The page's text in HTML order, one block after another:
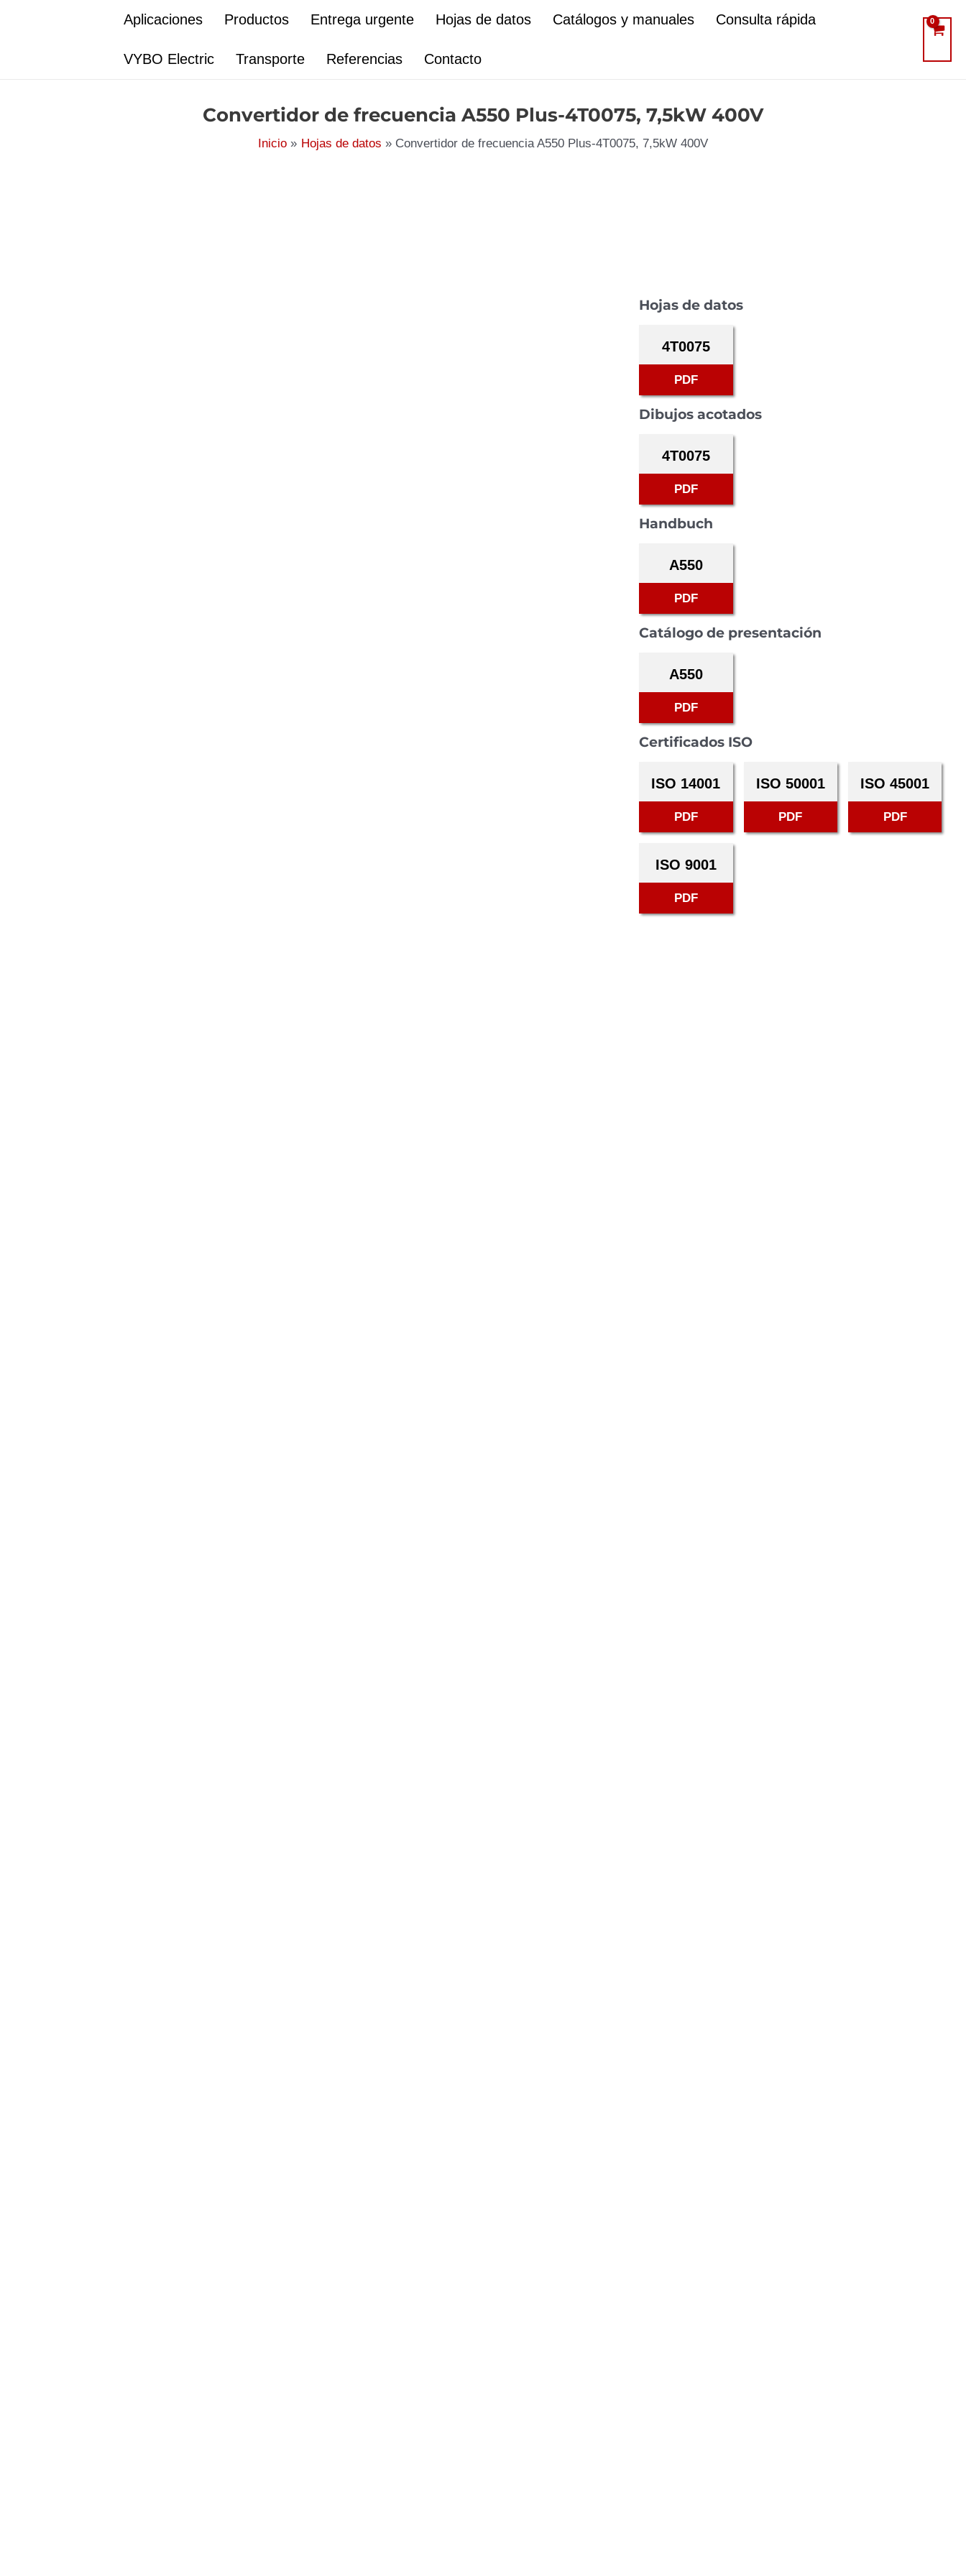
Aplicaciones Productos Entrega urgente Hojas de datos Catálogos y manuales Consulta rápida
VYBO Electric Transporte Referencias Contacto
Convertidor de frecuencia A550 Plus-4T0075, 7,5kW 400V
Inicio Hojas de datos Convertidor de frecuencia A550 Plus-4T0075, 7,5kW 400V
Hojas de datos
4T0075
PDF
Dibujos acotados
4T0075
PDF
Handbuch
A550
PDF
Catálogo de presentación
A550
PDF
Certificados ISO
ISO 14001
PDF
ISO 50001
PDF
ISO 45001
PDF
ISO 9001
PDF